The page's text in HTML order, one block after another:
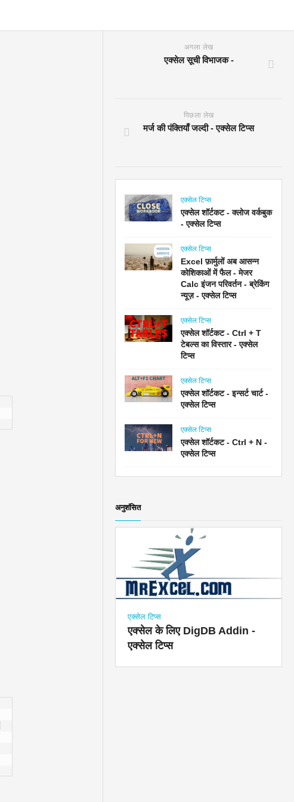
अगला लेख
एक्सेल सूची विभाजक -
पिछला लेख
मर्ज की पंक्तियाँ जल्दी - एक्सेल टिप्स
एक्सेल टिप्स
एक्सेल शॉर्टकट - क्लोज वर्कबुक
- एक्सेल टिप्स
एक्सेल टिप्स
Excel फ़ार्मुलों अब आसन्न
कोशिकाओं में फैल - मेजर
Calc इंजन परिवर्तन - ब्रेकिंग
न्यूज़ - एक्सेल टिप्स
एक्सेल टिप्स
एक्सेल शॉर्टकट - Ctrl + T
टेबल्स का विस्तार - एक्सेल
टिप्स
एक्सेल टिप्स
एक्सेल शॉर्टकट - इन्सर्ट चार्ट -
एक्सेल टिप्स
एक्सेल टिप्स
एक्सेल शॉर्टकट - Ctrl + N -
एक्सेल टिप्स
अनुशंसित
एक्सेल टिप्स
एक्सेल के लिए DigDB Addin -
एक्सेल टिप्स